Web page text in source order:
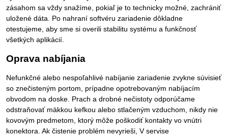
zásahom sa vždy snažíme, pokiaľ je to technicky možné, zachrániť
uložené dáta. Po nahraní softvéru zariadenie dôkladne
otestujeme, aby sme si overili stabilitu systému a funkčnosť
všetkých aplikácií.
Oprava nabíjania
Nefunkčné alebo nespoľahlivé nabíjanie zariadenie zvykne súvisieť
so znečisteným portom, prípadne opotrebovaným nabíjacím
obvodom na doske. Prach a drobné nečistoty odporúčame
odstraňovať mäkkou kefkou alebo stlačeným vzduchom, nikdy nie
kovovým predmetom, ktorý môže poškodiť kontakty vo vnútri
konektora. Ak čistenie problém nevyrieši, V servise